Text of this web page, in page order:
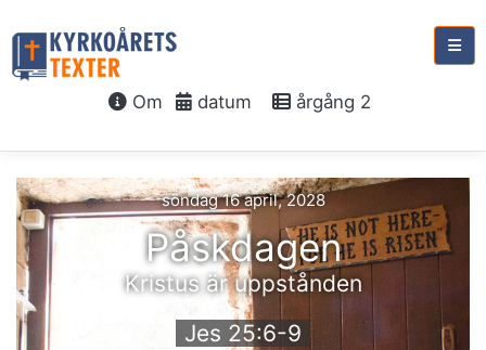
Om datum årgång 2
söndag 16 april, 2028
Påskdagen
Kristus är uppstånden
Jes 25:6-9